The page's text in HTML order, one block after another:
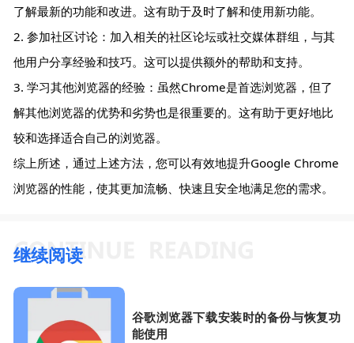
了解最新的功能和改进。这有助于及时了解和使用新功能。
2. 参加社区讨论：加入相关的社区论坛或社交媒体群组，与其
他用户分享经验和技巧。这可以提供额外的帮助和支持。
3. 学习其他浏览器的经验：虽然Chrome是首选浏览器，但了
解其他浏览器的优势和劣势也是很重要的。这有助于更好地比
较和选择适合自己的浏览器。
综上所述，通过上述方法，您可以有效地提升Google Chrome
浏览器的性能，使其更加流畅、快速且安全地满足您的需求。
继续阅读
谷歌浏览器下载安装时的备份与恢复功
能使用